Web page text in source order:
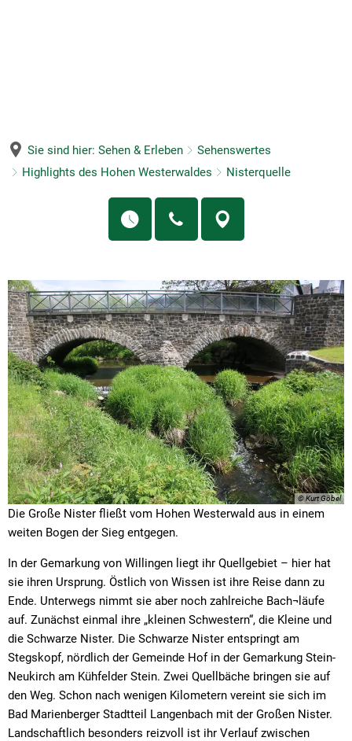
Sie sind hier: Sehen & Erleben
Sehenswertes
Highlights des Hohen Westerwaldes
Nisterquelle
Nisterquelle
© Kurt Göbel
Die Große Nister fließt vom Hohen Westerwald aus in einem
weiten Bogen der Sieg entgegen.
In der Gemarkung von Willingen liegt ihr Quellgebiet – hier hat
sie ihren Ursprung. Östlich von Wissen ist ihre Reise dann zu
Ende. Unterwegs nimmt sie aber noch zahlreiche Bach¬läufe
auf. Zunächst einmal ihre „kleinen Schwestern“, die Kleine und
die Schwarze Nister. Die Schwarze Nister entspringt am
Stegskopf, nördlich der Gemeinde Hof in der Gemarkung Stein-
Neukirch am Kühfelder Stein. Zwei Quellbäche bringen sie auf
den Weg. Schon nach wenigen Kilometern vereint sie sich im
Bad Marienberger Stadtteil Langenbach mit der Großen Nister.
Landschaftlich besonders reizvoll ist ihr Verlauf zwischen